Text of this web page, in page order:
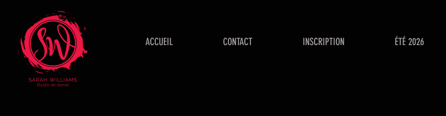
ACCUEIL CONTACT INSCRIPTION ÉTÉ 2026